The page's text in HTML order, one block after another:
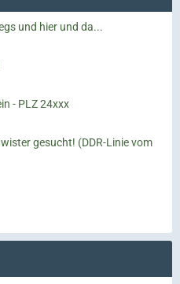
und hier und da...
- PLZ 24xxx
gesucht! (DDR-Linie vom